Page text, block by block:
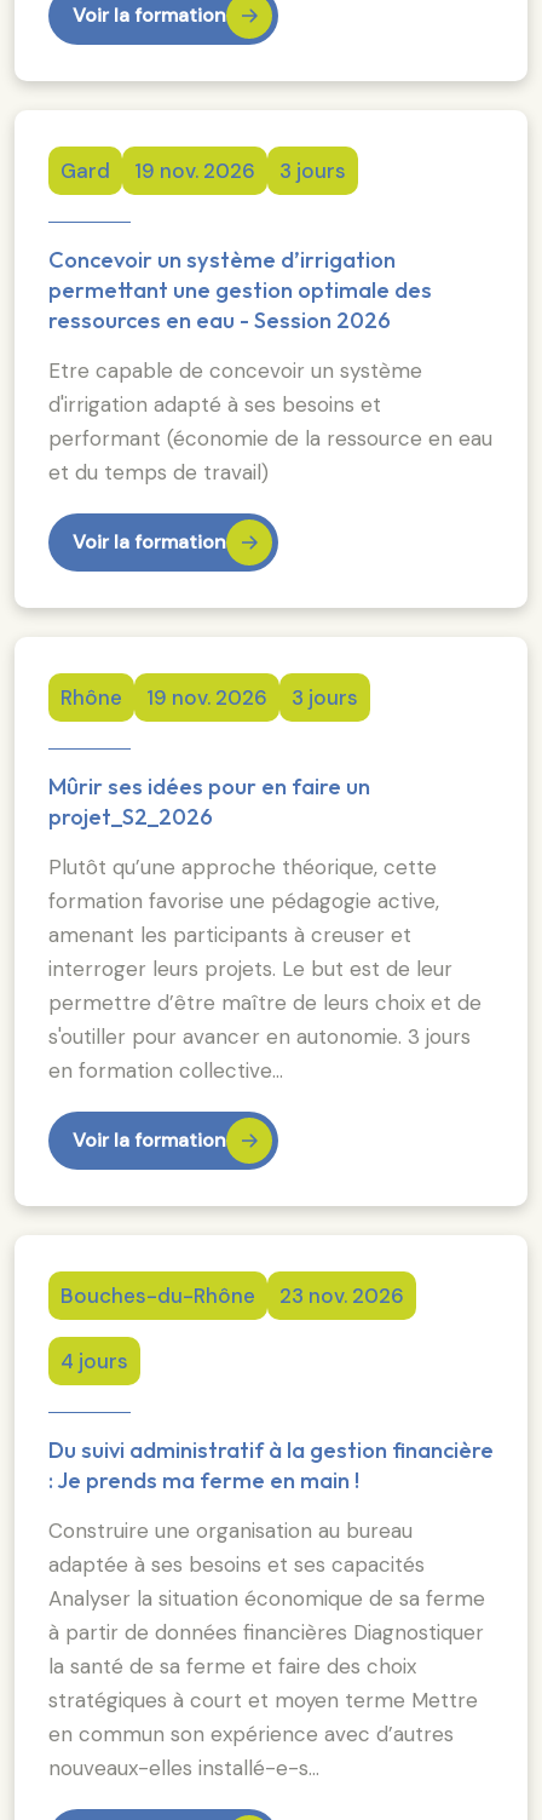
Voir la formation
Gard 19 nov. 2026 3 jours
Concevoir un système d’irrigation
permettant une gestion optimale des
ressources en eau - Session 2026
Etre capable de concevoir un système
d'irrigation adapté à ses besoins et
performant (économie de la ressource en eau
et du temps de travail)
Voir la formation
Rhône 19 nov. 2026 3 jours
Mûrir ses idées pour en faire un
projet_S2_2026
Plutôt qu’une approche théorique, cette
formation favorise une pédagogie active,
amenant les participants à creuser et
interroger leurs projets. Le but est de leur
permettre d’être maître de leurs choix et de
s'outiller pour avancer en autonomie. 3 jours
en formation collective…
Voir la formation
Bouches-du-Rhône 23 nov. 2026
4 jours
Du suivi administratif à la gestion financière
: Je prends ma ferme en main !
Construire une organisation au bureau
adaptée à ses besoins et ses capacités
Analyser la situation économique de sa ferme
à partir de données financières Diagnostiquer
la santé de sa ferme et faire des choix
stratégiques à court et moyen terme Mettre
en commun son expérience avec d’autres
nouveaux-elles installé-e-s…